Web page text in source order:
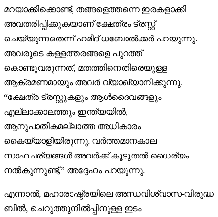
മറയാക്കിക്കൊണ്ട്, തങ്ങളെത്തന്നെ ഇരകളാക്കി
അവതരിപ്പിക്കുകയാണ് ക്ഷേത്രം ട്രസ്റ്റ്
ചെയ്യുന്നതെന്ന് ഹമീദ് ധബോൽക്കർ പറയുന്നു.
അവരുടെ കള്ളത്തരങ്ങളെ പുറത്ത്
കൊണ്ടുവരുന്നത്, മതത്തിനെതിരെയുള്ള
ആക്രമണമായും അവർ വ്യാഖ്യാനിക്കുന്നു.
“ക്ഷേത്ര ട്രസ്റ്റുകളും ആൾദൈവങ്ങളും
എല്ലാക്കാലത്തും ഇന്ത്യയിൽ,
ആനുപാതികമല്ലാത്ത അധികാരം
കൈയ്യാളിയിരുന്നു. വർത്തമാനകാല
സാഹചര്യങ്ങൾ അവർക്ക് കൂടുതൽ ധൈര്യം
നൽകുന്നുണ്ട്,” അദ്ദേഹം പറയുന്നു.
എന്നാൽ, മഹാരാഷ്ട്രയിലെ അന്ധവിശ്വാസ-വിരുദ്ധ
ബിൽ, ചെറുത്തുനിൽപ്പിനുള്ള ഇടം